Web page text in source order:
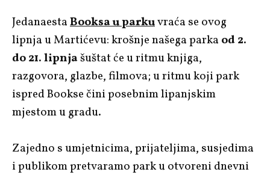
JedanaestaBooksa u parkuvraća se ovog
lipnja u Martićevu: krošnje našega parka od 2.
do 21. lipnjašuštat će u ritmu knjiga,
razgovora, glazbe, filmova; u ritmu koji park
ispred Bookse čini posebnim lipanjskim
mjestom u gradu.
Zajedno s umjetnicima, prijateljima, susjedima
i publikom pretvaramo park u otvoreni dnevni